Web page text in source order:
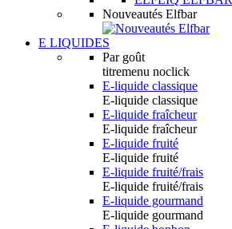
Nouveautés Elfbar
E LIQUIDES
Par goût
titremenu noclick
E-liquide classique
E-liquide classique
E-liquide fraîcheur
E-liquide fraîcheur
E-liquide fruité
E-liquide fruité
E-liquide fruité/frais
E-liquide fruité/frais
E-liquide gourmand
E-liquide gourmand